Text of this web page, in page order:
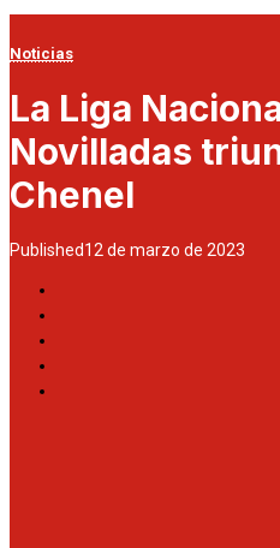
Noticias
La Liga
Novilladas
Chenel
Published12 de marzo de 2023